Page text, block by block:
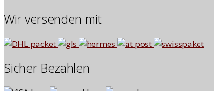
Wir versenden mit
Sicher Bezahlen